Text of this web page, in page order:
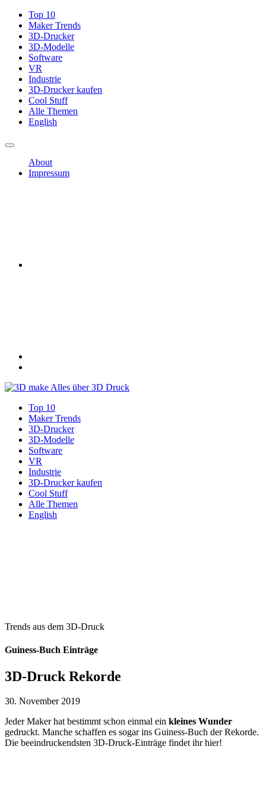
Top 10
Maker Trends
3D-Drucker
3D-Modelle
Software
VR
Industrie
3D-Drucker kaufen
Cool Stuff
Alle Themen
English
About
Impressum
Top 10
Maker Trends
3D-Drucker
3D-Modelle
Software
VR
Industrie
3D-Drucker kaufen
Cool Stuff
Alle Themen
English
Trends aus dem 3D-Druck
Guiness-Buch Einträge
3D-Druck Rekorde
30. November 2019
Jeder Maker hat bestimmt schon einmal ein kleines Wunder
gedruckt. Manche schaffen es sogar ins Guiness-Buch der Rekorde.
Die beeindruckendsten 3D-Druck-Einträge findet ihr hier!